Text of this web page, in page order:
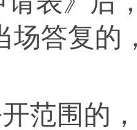
场答复的
范围的，